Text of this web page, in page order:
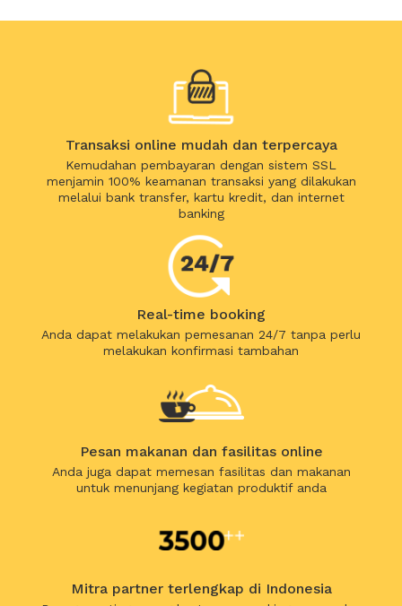
Transaksi online mudah dan terpercaya
Kemudahan pembayaran dengan sistem SSL
menjamin 100% keamanan transaksi yang dilakukan
melalui bank transfer, kartu kredit, dan internet
banking
Real-time booking
Anda dapat melakukan pemesanan 24/7 tanpa perlu
melakukan konfirmasi tambahan
Pesan makanan dan fasilitas online
Anda juga dapat memesan fasilitas dan makanan
untuk menunjang kegiatan produktif anda
Mitra partner terlengkap di Indonesia